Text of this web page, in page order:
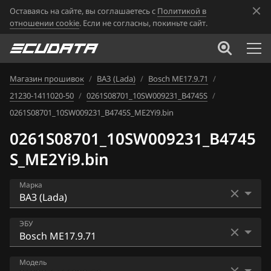
Оставаясь на сайте, вы соглашаетесь с Политикой в
отношении cookie. Если не согласны, покиньте сайт.
Магазин прошивок / ВАЗ (Lada) / Bosch ME17.9.71 /
21230-1411020-50 / 0261S08701_10SW009231_B4745S /
0261S08701_10SW009231_B4745S_ME2Yi9.bin
0261S08701_10SW009231_B4745
S_ME2Yi9.bin
Марка
Acura
Alfa Romeo
ЭБУ
Bosch ME17.9.7
Модель